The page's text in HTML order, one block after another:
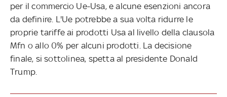
per il commercio Ue-Usa, e alcune esenzioni ancora
da definire. L'Ue potrebbe a sua volta ridurre le
proprie tariffe ai prodotti Usa al livello della clausola
Mfn o allo 0% per alcuni prodotti. La decisione
finale, si sottolinea, spetta al presidente Donald
Trump.